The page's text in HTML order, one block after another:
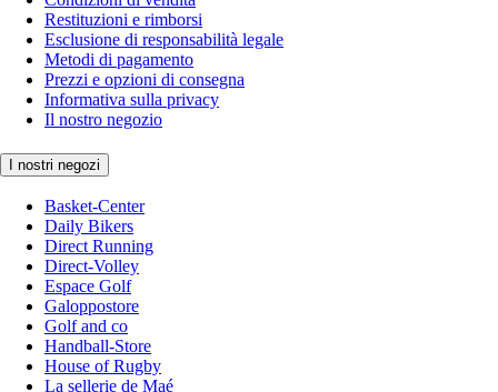
Restituzioni e rimborsi
Esclusione di responsabilità legale
Metodi di pagamento
Prezzi e opzioni di consegna
Informativa sulla privacy
Il nostro negozio
I nostri negozi
Basket-Center
Daily Bikers
Direct Running
Direct-Volley
Espace Golf
Galoppostore
Golf and co
Handball-Store
House of Rugby
La sellerie de Maé